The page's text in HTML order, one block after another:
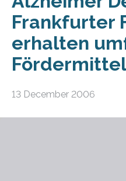
Frankfurter
erhalten
Fördermittel
13 December 2006